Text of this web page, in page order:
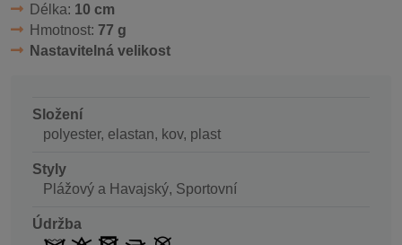
Délka: 10 cm
Hmotnost: 77 g
Nastavitelná velikost
Složení
polyester, elastan, kov, plast
Styly
Plážový a Havajský, Sportovní
Údržba